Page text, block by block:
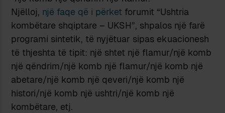
Njëlloj, një faqe që i përket forumit “Ushtria
kombëtare shqiptare – UKSH”, shpalos një farë
programi sintetik, të nyjëtuar sipas ekuacionesh
të thjeshta të tipit: një shtet një flamur/një komb
një qëndrim/një komb një flamur/një komb një
abetare/një komb një qeveri/një komb një
histori/një komb një ushtri/një komb një
kombëtare, etj.